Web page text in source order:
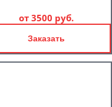
от 3500 руб.
Заказать